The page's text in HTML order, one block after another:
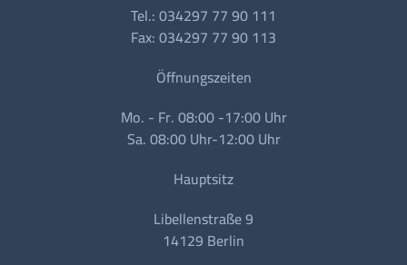
Tel.: 034297 77 90 111
Fax: 034297 77 90 113
Öffnungszeiten
Mo. - Fr. 08:00 -17:00 Uhr
Sa. 08:00 Uhr-12:00 Uhr
Hauptsitz
Libellenstraße 9
14129 Berlin